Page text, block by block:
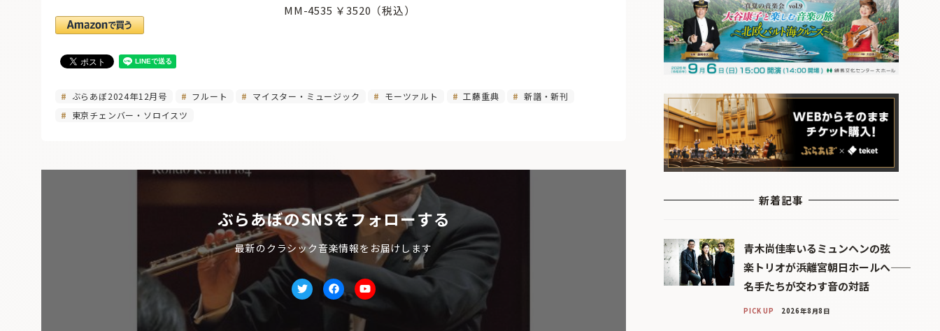
MM-4535 ￥3520（税込）
ぶらあぼ2024年12月号 フルート マイスター・ミュージック モーツァルト 工藤重典
新譜・新刊
東京チェンバー・ソロイスツ
ぶらあぼのSNSをフォローする
最新のクラシック音楽情報をお届けします
TwitterfacebookYoutube
新着記事
青木尚佳率いるミュンヘンの弦
楽トリオが浜離宮朝日ホールへ――
名手たちが交わす音の対話
PICK UP 2026年8月8日